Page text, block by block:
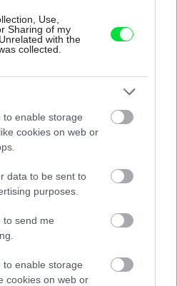
Use,
Sharing of my
with the
collected.
to enable storage
cookies on web or
data to be sent to
purposes.
to send me
to enable storage
cookies on web or
úložného miesta. V tomto byte
hneď pri dverách a doma pred dvere